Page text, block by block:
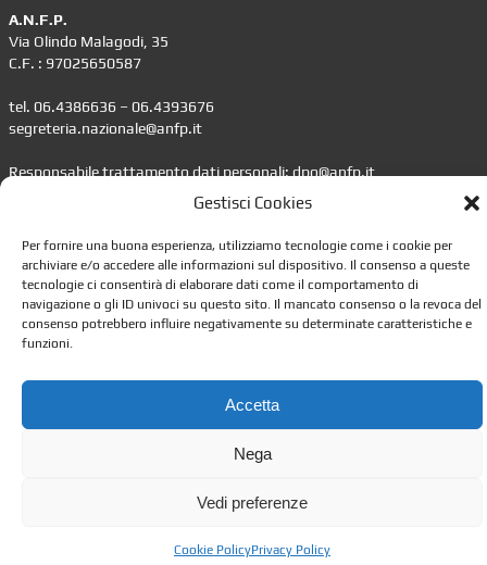
Gestisci Cookies
Per fornire una buona esperienza, utilizziamo tecnologie come i cookie per
archiviare e/o accedere alle informazioni sul dispositivo. Il consenso a queste
tecnologie ci consentirà di elaborare dati come il comportamento di
navigazione o gli ID univoci su questo sito. Il mancato consenso o la revoca del
consenso potrebbero influire negativamente su determinate caratteristiche e
funzioni.
Accetta
Nega
Vedi preferenze
Cookie PolicyPrivacy Policy
A.N.F.P.
Via Olindo Malagodi, 35
C.F. : 97025650587
tel. 06.4386636 – 06.4393676
segreteria.nazionale@anfp.it
Responsabile trattamento dati personali: dpo@anfp.it
•Impostazione della Privacy
•Gestione dei Cookie
Leggi lo Statuto
•Contattaci